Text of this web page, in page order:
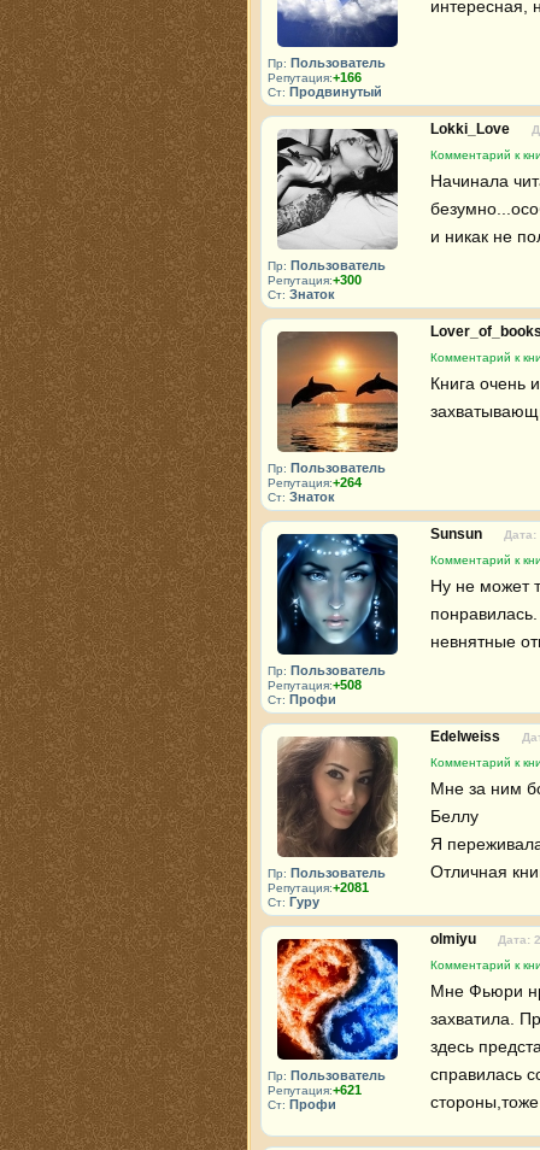
Пр: Пользователь
Репутация:+166
Ст: Продвинутый
интересная,
Пр: Пользователь
Репутация:+300
Ст: Знаток
Lokki_Love
Комментарий к
Начинала
и никак не
Пр: Пользователь
Репутация:+264
Ст: Знаток
Комментарий к
Книга очень
Пр: Пользователь
Репутация:+508
Ст: Профи
Sunsun
Дата:
Комментарий к
Ну не может
невнятные
Пр: Пользователь
Репутация:+2081
Ст: Гуру
Edelweiss
Комментарий к
Мне за ним
Беллу
Я
Отличная
Пр: Пользователь
Репутация:+621
Ст: Профи
olmiyu
Дата:
Комментарий к
Мне Фьюри
захватила.
здесь
справилась